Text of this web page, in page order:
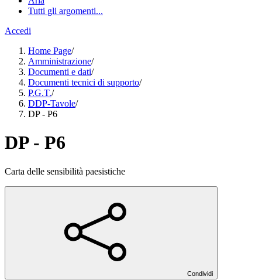
Tutti gli argomenti...
Accedi
Home Page/
Amministrazione/
Documenti e dati/
Documenti tecnici di supporto/
P.G.T./
DDP-Tavole/
DP - P6
DP - P6
Carta delle sensibilità paesistiche
Condividi